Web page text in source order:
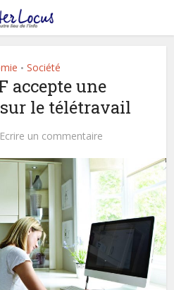
• Société
accepte une
le télétravail
Ecrire un commentaire